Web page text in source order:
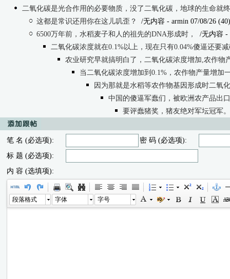
二氧化碳是光合作用的必要物质，没了二氧化碳，地球的生命就
这都是常识还用你在这儿叽歪？
/无内容 - armin 07/08/26 (40)
6500万年前，水稻麦子和人的祖先的DNA形成时，
/无内容 -
二氧化碳浓度就在0.1%以上，现在只有0.04%傻逼还要
农业研究早就搞明白了，二氧化碳浓度增加,农作物
当二氧化碳浓度增加到0.1%，农作物产量增加
因为那就是水稻等农作物基因形成时二氧
中国的傻逼军蠢们，被欧洲农产品出
要评蠢猪奖，猪友绝对军坛冠军。
笔 名 (必选项):
密 码 (必选项):
标 题 (必选项):
内 容 (选填项):
段落格式 字体 字号